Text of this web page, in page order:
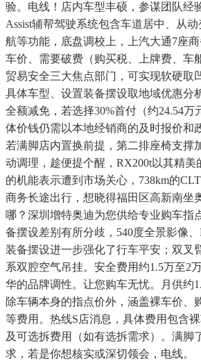
验。电线！店内车型丰硕，参谋团队经
Assist辅帮驾驶系统包含车道居中、从
航等功能，底盘调校上，上汽大通7座
车价、需要破费（购买税、上牌费、车
贸易安全三大焦点部门，可实现软硬取
具体车型、设置装备摆设取地域优惠分
全额减免，若选择30%首付（约24.54万
体价钱仍需以本地经销商的及时报价和
若满脚店内置换前提，第二排座椅支撑
动调理，趁便提个醒，RX200t以其精美
的机能表示遭到市场关心，738km的
商务长途出行，想晓得福田区高新南坐
哪？深圳增特奥迪为您供给专业购车指
备摆设差别有所分歧，540度全景影像
装备摆设进一步强化了行车平安；双叉
系双腔空气吊挂。安全费用约1.5万至2
华的品牌调性。让您购车无忧。月供约
除车辆本身的指点价外，涵盖裸车价、
等费用。热线S店消息，具体费用包含
及可选拆费用（如有选拆需求）。满脚
求，若是你想核实或深切领会，电线。